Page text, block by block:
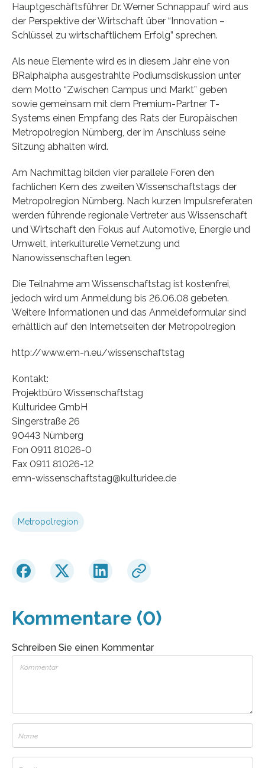
Hauptgeschäftsführer Dr. Werner Schnappauf wird aus
der Perspektive der Wirtschaft über “Innovation –
Schlüssel zu wirtschaftlichem Erfolg” sprechen.
Als neue Elemente wird es in diesem Jahr eine von
BRalphalpha ausgestrahlte Podiumsdiskussion unter
dem Motto “Zwischen Campus und Markt” geben
sowie gemeinsam mit dem Premium-Partner T-
Systems einen Empfang des Rats der Europäischen
Metropolregion Nürnberg, der im Anschluss seine
Sitzung abhalten wird.
Am Nachmittag bilden vier parallele Foren den
fachlichen Kern des zweiten Wissenschaftstags der
Metropolregion Nürnberg. Nach kurzen Impulsreferaten
werden führende regionale Vertreter aus Wissenschaft
und Wirtschaft den Fokus auf Automotive, Energie und
Umwelt, interkulturelle Vernetzung und
Nanowissenschaften legen.
Die Teilnahme am Wissenschaftstag ist kostenfrei,
jedoch wird um Anmeldung bis 26.06.08 gebeten.
Weitere Informationen und das Anmeldeformular sind
erhältlich auf den Internetseiten der Metropolregion
http://www.em-n.eu/wissenschaftstag
Kontakt:
Projektbüro Wissenschaftstag
Kulturidee GmbH
Singerstraße 26
90443 Nürnberg
Fon 0911 81026-0
Fax 0911 81026-12
emn-wissenschaftstag@kulturidee.de
Metropolregion
Kommentare (0)
Schreiben Sie einen Kommentar